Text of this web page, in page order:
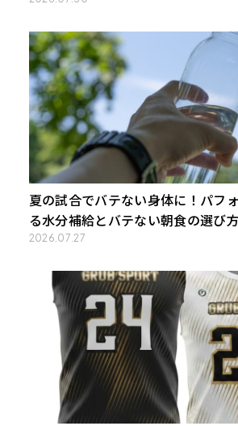
夏の試合でバテない身体に！パフ
る水分補給とバテない朝食の選び
2026.07.27